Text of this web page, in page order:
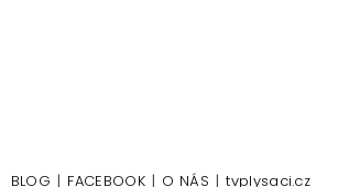
BLOG FACEBOOK O NÁS tvplysaci.cz